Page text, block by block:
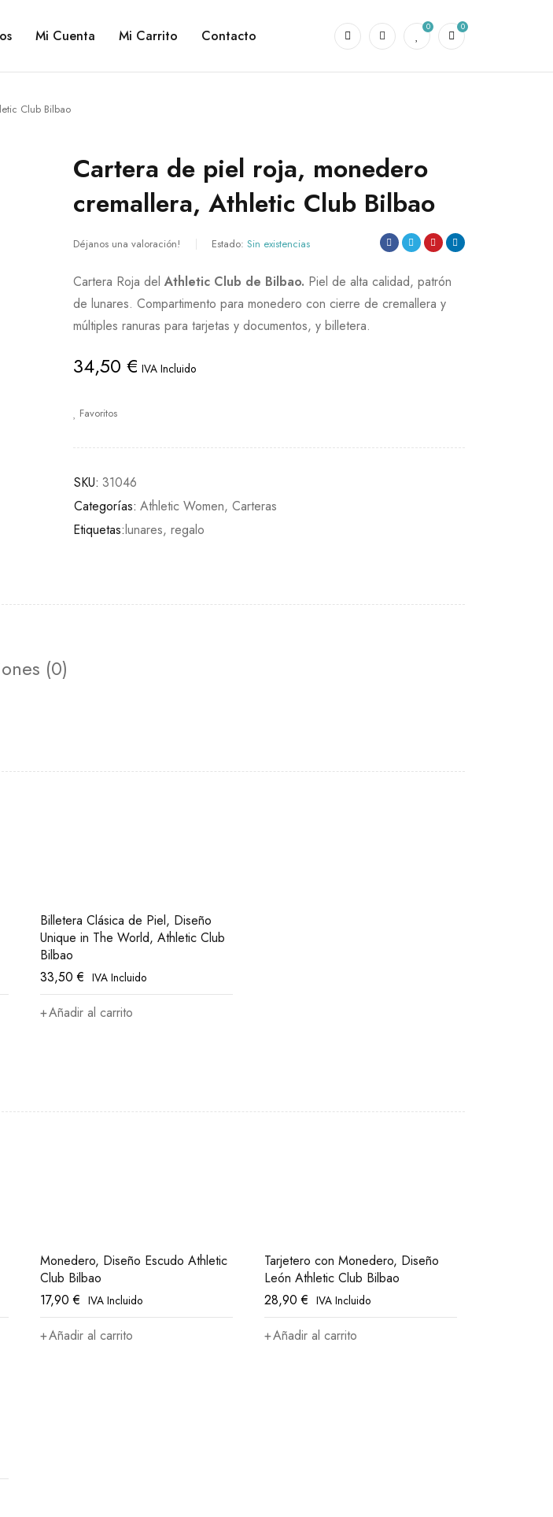
Mi Cuenta Mi Carrito Contacto
0 0
Club Bilbao
Cartera de piel roja, monedero
cremallera, Athletic Club Bilbao
Déjanos una valoración! Estado: Sin existencias
Cartera Roja delAthletic Club de Bilbao. Piel de alta calidad, patrón
de lunares. Compartimento para monedero con cierre de cremallera y
múltiples ranuras para tarjetas y documentos, y billetera.
34,50€ IVA Incluido
Favoritos
SKU: 31046
Categorías: Athletic Women,Carteras
Etiquetas:lunares,regalo
(0)
Billetera Clásica de Piel, Diseño
Unique in The World, Athletic Club
Bilbao
33,50€ IVA Incluido
Añadir al carrito
Monedero, Diseño Escudo Athletic
Club Bilbao
17,90€ IVA Incluido
Añadir al carrito
Tarjetero con Monedero, Diseño
León Athletic Club Bilbao
28,90€ IVA Incluido
Añadir al carrito